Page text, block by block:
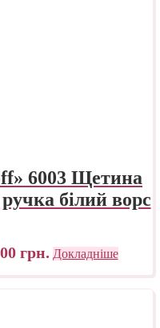
6003 Щетина
білий ворс
грн. Докладніше